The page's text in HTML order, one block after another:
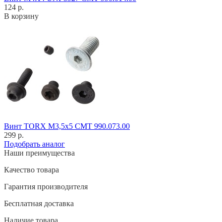
124 р.
В корзину
Винт TORX M3,5x5 CMT 990.073.00
299 р.
Подобрать аналог
Наши преимущества
Качество товара
Гарантия производителя
Бесплатная доставка
Наличие товара